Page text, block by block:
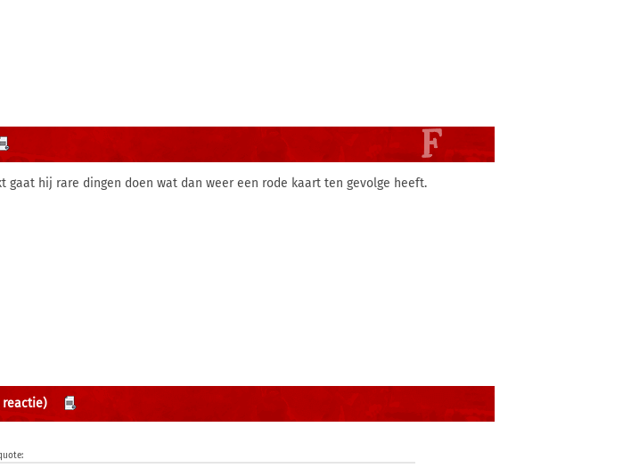
gaat hij rare dingen doen wat dan weer een rode kaart ten gevolge heeft.